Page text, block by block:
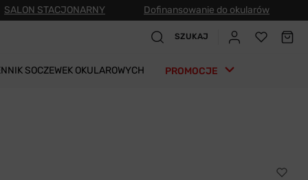
SALON STACJONARNY Dofinansowanie do okularów
SZUKAJ
SOCZEWEK OKULAROWYCH PROMOCJE